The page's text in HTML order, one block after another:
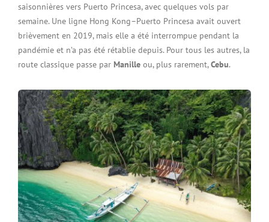
saisonnières vers Puerto Princesa, avec quelques vols par
semaine. Une ligne Hong Kong–Puerto Princesa avait ouvert
brièvement en 2019, mais elle a été interrompue pendant la
pandémie et n’a pas été rétablie depuis. Pour tous les autres, la
route classique passe par Manille ou, plus rarement,Cebu.